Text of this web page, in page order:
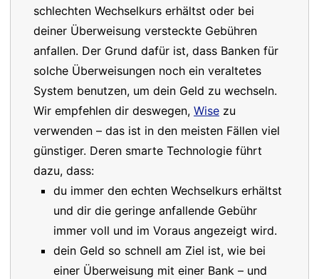
schlechten Wechselkurs erhältst oder bei
deiner Überweisung versteckte Gebühren
anfallen. Der Grund dafür ist, dass Banken für
solche Überweisungen noch ein veraltetes
System benutzen, um dein Geld zu wechseln.
Wir empfehlen dir deswegen, Wise zu
verwenden – das ist in den meisten Fällen viel
günstiger. Deren smarte Technologie führt
dazu, dass:
du immer den echten Wechselkurs erhältst
und dir die geringe anfallende Gebühr
immer voll und im Voraus angezeigt wird.
dein Geld so schnell am Ziel ist, wie bei
einer Überweisung mit einer Bank – und